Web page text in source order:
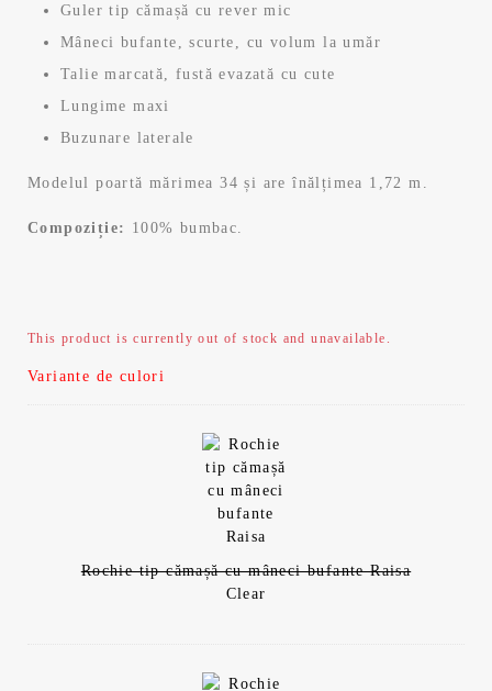
Guler tip cămașă cu rever mic
Mâneci bufante, scurte, cu volum la umăr
Talie marcată, fustă evazată cu cute
Lungime maxi
Buzunare laterale
Modelul poartă mărimea 34 și are înălțimea 1,72 m.
Compoziție: 100% bumbac.
This product is currently out of stock and unavailable.
Variante de culori
Rochie tip cămașă cu mâneci bufante Raisa
Clear